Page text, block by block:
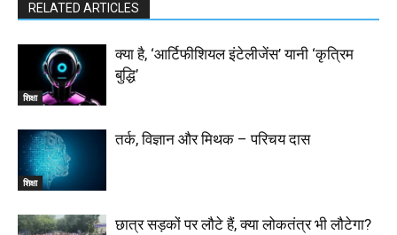
RELATED ARTICLES
शिक्षा
क्या है, ‘आर्टिफीशियल इंटेलीजेंस’ यानी ‘कृत्रिम
बुद्धि’
शिक्षा
तर्क, विज्ञान और मिथक – परिचय दास
छात्र सड़कों पर लौटे हैं, क्या लोकतंत्र भी लौटेगा?